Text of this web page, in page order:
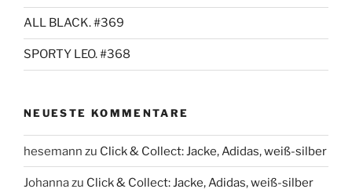
ALL BLACK. #369
SPORTY LEO. #368
NEUESTE KOMMENTARE
hesemann zu Click & Collect: Jacke, Adidas, weiß-silber
Johannazu Click & Collect: Jacke, Adidas, weiß-silber